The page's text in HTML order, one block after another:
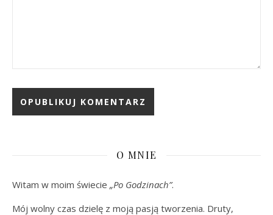
O MNIE
Witam w moim świecie „Po Godzinach”.
Mój wolny czas dzielę z moją pasją tworzenia. Druty,